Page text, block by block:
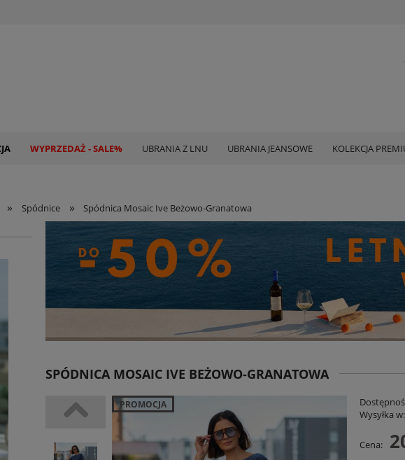
WYPRZEDAŻ - SALE% UBRANIA Z LNU UBRANIA JEANSOWE KOLEKCJA
» Spódnice » Spódnica Mosaic Ive Beżowo-Granatowa
SPÓDNICA MOSAIC IVE BEŻOWO-GRANATOWA
PROMOCJA
Wysyłka w:
Cena: